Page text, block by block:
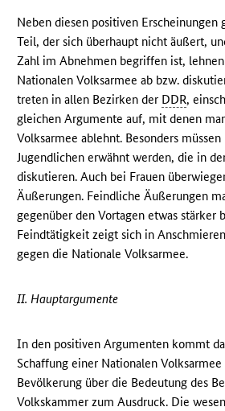
Neben diesen positiven
Teil, der sich überhaupt nicht äußert,
Zahl im Abnehmen begriffen ist,
Nationalen Volksarmee ab bzw.
treten in allen Bezirken der DDR,
gleichen Argumente auf, mit denen
Volksarmee ablehnt. Besonders
Jugendlichen erwähnt werden, die in
diskutieren. Auch bei Frauen
Äußerungen. Feindliche Äußerungen
gegenüber den Vortagen etwas stärker
Feindtätigkeit zeigt sich in
gegen die Nationale Volksarmee.
II. Hauptargumente
In den positiven Argumenten kommt
Schaffung einer Nationalen
Bevölkerung über die Bedeutung des
Volkskammer zum Ausdruck. Die